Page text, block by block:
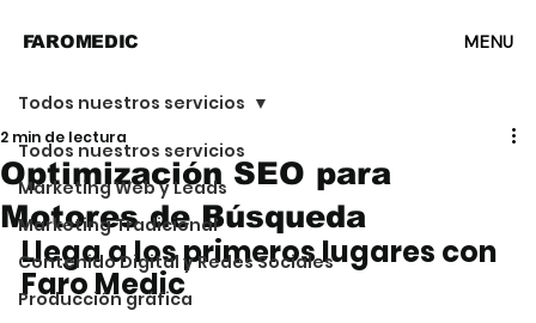
FAROMEDIC MENU
Todos nuestros servicios
Marketing Web y Leads
Marketing Tradicional
Contenido Digital y Redes Sociales
Producción gráfica
Todos nuestros servicios
Optimización SEO para
Motores de Búsqueda
2 min de lectura
Llega a los primeros lugares con
Faro Medic